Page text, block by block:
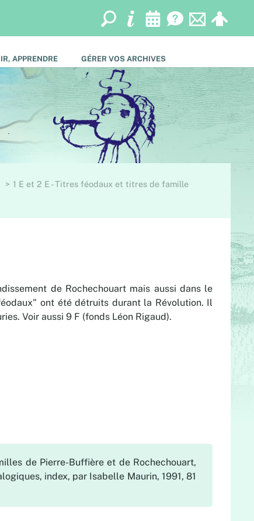
APPRENDRE GÉRER VOS ARCHIVES
1 E et 2 E - Titres féodaux et titres de famille
de Rochechouart mais aussi dans le
ont été détruits durant la Révolution. Il
Voir aussi 9 F (fonds Léon Rigaud).
de Pierre-Buffière et de Rochechouart,
index, par Isabelle Maurin, 1991, 81